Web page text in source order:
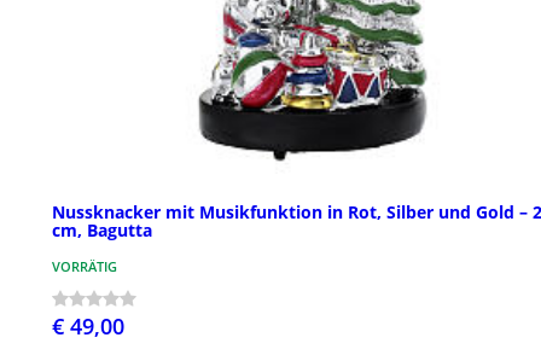
Nussknacker mit Musikfunktion in Rot, Silber und Gold –
cm, Bagutta
VORRÄTIG
€ 49,00